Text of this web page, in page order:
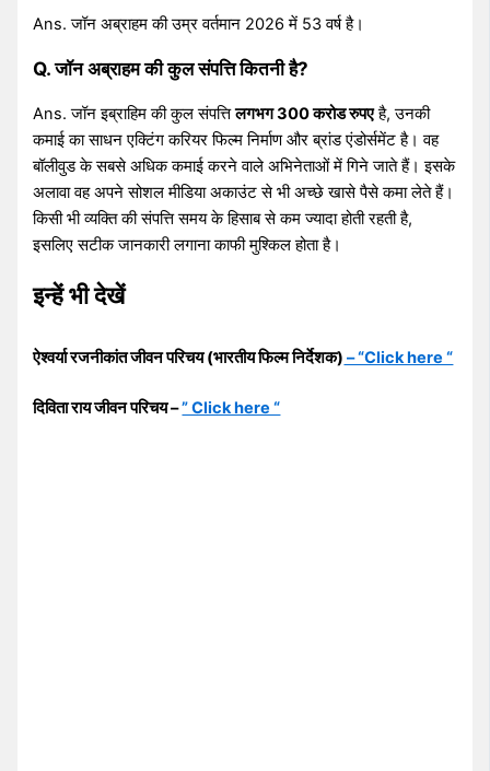
Ans. जॉन अब्राहम की उम्र वर्तमान 2026 में 53 वर्ष है।
Q. जॉन अब्राहम की कुल संपत्ति कितनी है?
Ans. जॉन इब्राहिम की कुल संपत्तिलगभग 300 करोड रुपएहै, उनकी
कमाई का साधन एक्टिंग करियर फिल्म निर्माण और ब्रांड एंडोर्समेंट है। वह
बॉलीवुड के सबसे अधिक कमाई करने वाले अभिनेताओं में गिने जाते हैं। इसके
अलावा वह अपने सोशल मीडिया अकाउंट से भी अच्छे खासे पैसे कमा लेते हैं।
किसी भी व्यक्ति की संपत्ति समय के हिसाब से कम ज्यादा होती रहती है,
इसलिए सटीक जानकारी लगाना काफी मुश्किल होता है।
इन्हें भी देखें
ऐश्वर्या रजनीकांत जीवन परिचय (भारतीय फिल्म निर्देशक) – “Click here “
दिविता राय जीवन परिचय –” Click here “